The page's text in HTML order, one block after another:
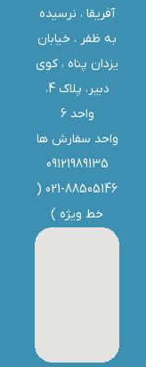
آفریقا ، نرسیده
به ظفر ،‌ خیابان
یزدان پناه ، کوی
دبیر، پلاک 4،
واحد 6
واحد سفارش ها
09121989135
021-88505146 (
خط ویژه )